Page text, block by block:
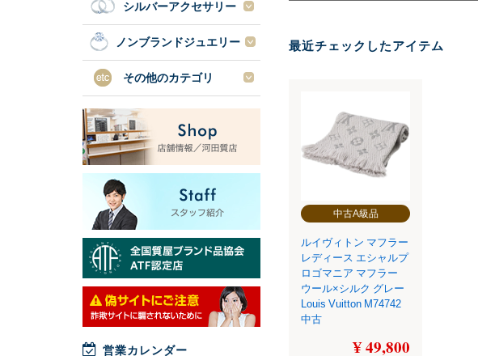
最近チェックしたアイテム
中古A級品
ルイヴィトン マフラー
レディース エシャルプ
ロゴマニア マフラー
ウール×シルク グレー
Louis Vuitton M74742
中古
¥ 49,800
シルバーアクセサリー
ノンブランドジュエリー
その他のカテゴリ
営業カレンダー